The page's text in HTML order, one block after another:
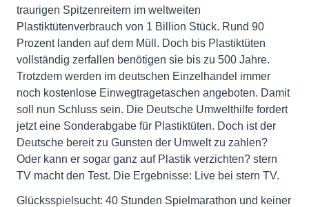
traurigen Spitzenreitern im weltweiten
Plastiktütenverbrauch von 1 Billion Stück. Rund 90
Prozent landen auf dem Müll. Doch bis Plastiktüten
vollständig zerfallen benötigen sie bis zu 500 Jahre.
Trotzdem werden im deutschen Einzelhandel immer
noch kostenlose Einwegtragetaschen angeboten. Damit
soll nun Schluss sein. Die Deutsche Umwelthilfe fordert
jetzt eine Sonderabgabe für Plastiktüten. Doch ist der
Deutsche bereit zu Gunsten der Umwelt zu zahlen?
Oder kann er sogar ganz auf Plastik verzichten? stern
TV macht den Test. Die Ergebnisse: Live bei stern TV.
Glücksspielsucht: 40 Stunden Spielmarathon und keiner